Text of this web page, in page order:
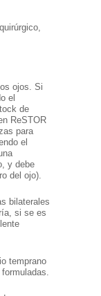
ojos. Si
el
de
ReSTOR
para
el
y debe
del ojo).
bilaterales
si se es
temprano